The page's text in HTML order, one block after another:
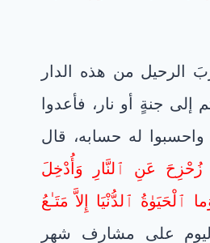
الرحيل من هذه الدار
إلى جنةٍ أو نار، فأعدوا
واحسبوا له حسابه، قال
عَنِ ٱلنَّارِ وَأُدْخِلَ
ٱلْحَيَوٰةُ ٱلدُّنْيَا إِلاَّ مَتَـٰعُ
على مشارف شهر